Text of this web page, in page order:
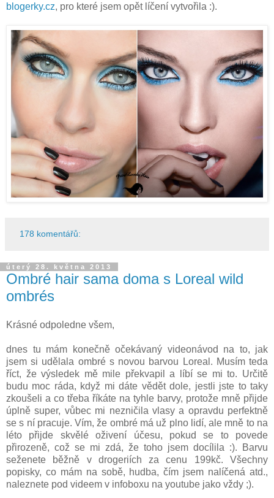
blogerky.cz, pro které jsem opět líčení vytvořila :).
178 komentářů:
úterý 28. května 2013
Ombré hair sama doma s Loreal wild
ombrés
Krásné odpoledne všem,
dnes tu mám konečně očekávaný videonávod na to, jak
jsem si udělala ombré s novou barvou Loreal. Musím teda
říct, že výsledek mě mile překvapil a líbí se mi to. Určitě
budu moc ráda, když mi dáte vědět dole, jestli jste to taky
zkoušeli a co třeba říkáte na tyhle barvy, protože mně přijde
úplně super, vůbec mi nezničila vlasy a opravdu perfektně
se s ní pracuje. Vím, že ombré má už plno lidí, ale mně to na
léto přijde skvělé oživení účesu, pokud se to povede
přirozeně, což se mi zdá, že toho jsem docílila :). Barvu
seženete běžně v drogeriích za cenu 199kč. Všechny
popisky, co mám na sobě, hudba, čím jsem nalíčená atd.,
naleznete pod videem v infoboxu na youtube jako vždy ;).